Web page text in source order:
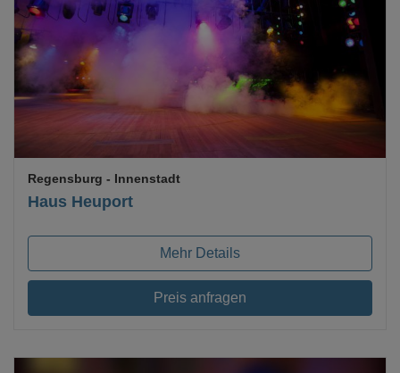
Haus Heuport
Regensburg - Innenstadt
Mehr Details
Preis anfragen